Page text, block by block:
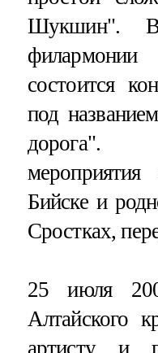
Шукшин". В
состоится
под
дорога".
Бийске и
Сростках,
25 июля
Алтайского
артисту и